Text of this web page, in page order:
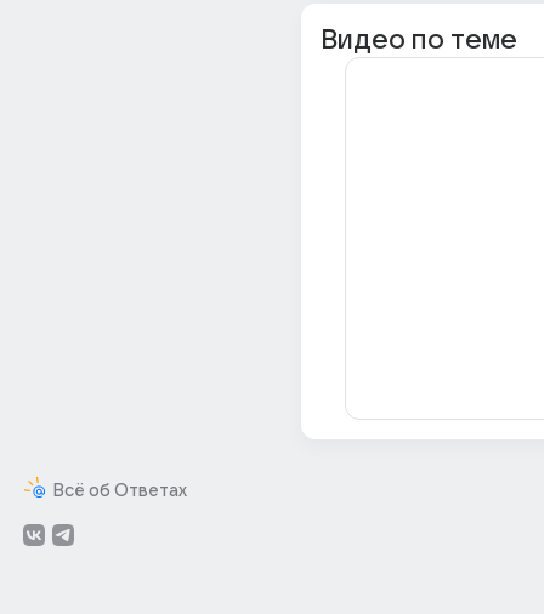
Всё об Ответах
Видео по теме